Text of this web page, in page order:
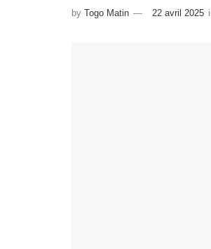
by Togo Matin 22 avril 2025